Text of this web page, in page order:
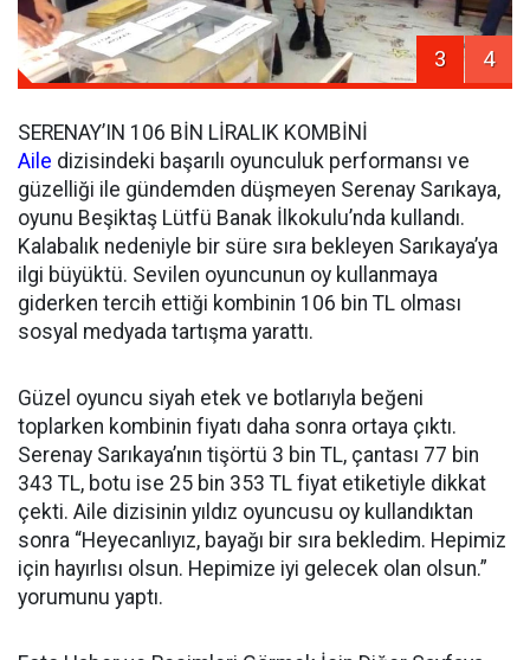
3 4
SERENAY’IN 106 BİN LİRALIK KOMBİNİ
Aile dizisindeki başarılı oyunculuk performansı ve
güzelliği ile gündemden düşmeyen Serenay Sarıkaya,
oyunu Beşiktaş Lütfü Banak İlkokulu’nda kullandı.
Kalabalık nedeniyle bir süre sıra bekleyen Sarıkaya’ya
ilgi büyüktü. Sevilen oyuncunun oy kullanmaya
giderken tercih ettiği kombinin 106 bin TL olması
sosyal medyada tartışma yarattı.
Güzel oyuncu siyah etek ve botlarıyla beğeni
toplarken kombinin fiyatı daha sonra ortaya çıktı.
Serenay Sarıkaya’nın tişörtü 3 bin TL, çantası 77 bin
343 TL, botu ise 25 bin 353 TL fiyat etiketiyle dikkat
çekti. Aile dizisinin yıldız oyuncusu oy kullandıktan
sonra “Heyecanlıyız, bayağı bir sıra bekledim. Hepimiz
için hayırlısı olsun. Hepimize iyi gelecek olan olsun.”
yorumunu yaptı.